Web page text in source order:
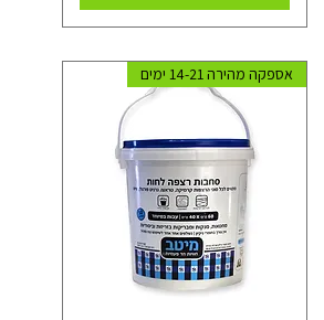
אספקה מהירה 14-21 ימים